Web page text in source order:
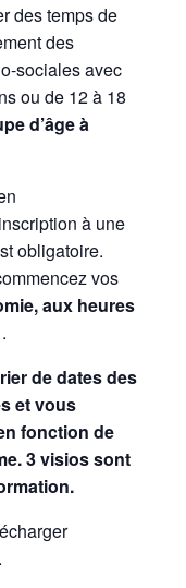
des temps de
des
sociales avec
ou de 12 à 18
d’âge à
à une
obligatoire.
vos
aux heures
.
de dates des
et vous
fonction de
3 visios sont